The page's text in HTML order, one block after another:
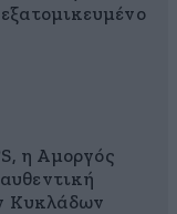
εξατομικευμένο
η Αμοργός
Κυκλάδων